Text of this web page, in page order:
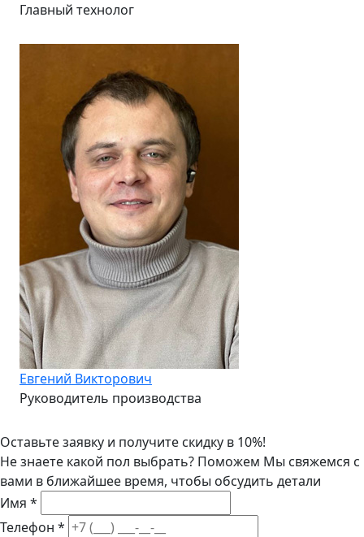
Главный технолог
Евгений Викторович
Руководитель производства
Оставьте заявку и получите скидку в 10%!
Не знаете какой пол выбрать? Поможем Мы свяжемся с
вами в ближайшее время, чтобы обсудить детали
Имя *
Телефон *